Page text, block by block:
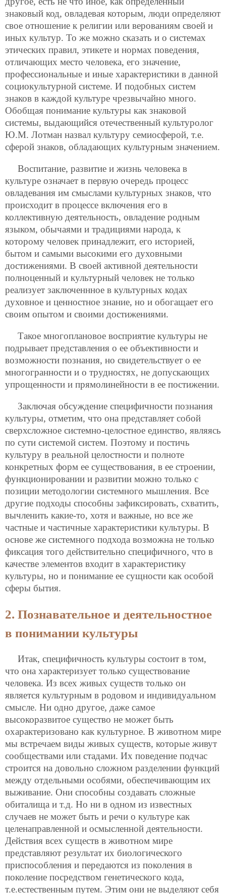
знаковый код, овладевая которым, люди определяют
свое отношение к религии или верованиям своей и
иных культур. То же можно сказать и о системах
этических правил, этикете и нормах поведения,
отличающих место человека, его значение,
профессиональные и иные характеристики в данной
социокультурной системе. И подобных систем
знаков в каждой культуре чрезвычайно много.
Обобщая понимание культуры как знаковой
системы, выдающийся отечественный культуролог
Ю.М. Лотман назвал культуру семиосферой, т.е.
сферой знаков, обладающих культурным значением.
Воспитание, развитие и жизнь человека в
культуре означает в первую очередь процесс
овладевания им смыслами культурных знаков, что
происходит в процессе включения его в
коллективную деятельность, овладение родным
языком, обычаями и традициями народа, к
которому человек принадлежит, его историей,
бытом и самыми высокими его духовными
достижениями. В своей активной деятельности
полноценный и культурный человек не только
реализует заключеннное в культурных кодах
духовное и ценностное знание, но и обогащает его
своим опытом и своими достижениями.
Такое многоплановое восприятие культуры не
подрывает представления о ее объективности и
возможности познания, но свидетельствует о ее
многогранности и о трудностях, не допускающих
упрощенности и прямолинейности в ее постижении.
Заключая обсуждение специфичности познания
культуры, отметим, что она представляет собой
сверхсложное системно-целостное единство, являясь
по сути системой систем. Поэтому и постичь
культуру в реальной целостности и полноте
конкретных форм ее существования, в ее строении,
функционировании и развитии можно только с
позиции методологии системного мышления. Все
другие подходы способны зафиксировать, схватить,
вычленить какие-то, хотя и важные, но все же
частные и частичные характеристики культуры. В
основе же системного подхода возможна не только
фиксация того действительно специфичного, что в
качестве элементов входит в характеристику
культуры, но и понимание ее сущности как особой
сферы бытия.
2. Познавательное и деятельностное
в понимании культуры
Итак, специфичность культуры состоит в том,
что она характеризует только существование
человека. Из всех живых существ только он
является культурным в родовом и индивидуальном
смысле. Ни одно другое, даже самое
высокоразвитое существо не может быть
охарактеризовано как культурное. В животном мире
мы встречаем виды живых существ, которые живут
сообществами или стадами. Их поведение подчас
строится на довольно сложном разделении функций
между отдельными особями, обеспечивающим их
выживание. Они способны создавать сложные
обиталища и т.д. Но ни в одном из известных
случаев не может быть и речи о культуре как
целенаправленной и осмысленной деятельности.
Действия всех существ в животном мире
представляют результат их биологического
приспособления и передаются из поколения в
поколение посредством генетического кода,
т.е.естественным путем. Этим они не выделяют себя